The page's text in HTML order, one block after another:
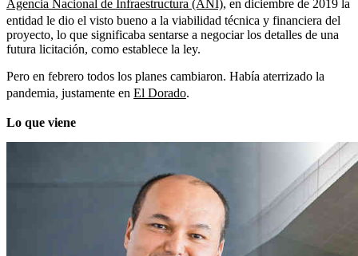
Agencia Nacional de Infraestructura (ANI), en diciembre de 2019 la
entidad le dio el visto bueno a la viabilidad técnica y financiera del
proyecto, lo que significaba sentarse a negociar los detalles de una
futura licitación, como establece la ley.
Pero en febrero todos los planes cambiaron. Había aterrizado la
pandemia, justamente en El Dorado.
Lo que viene